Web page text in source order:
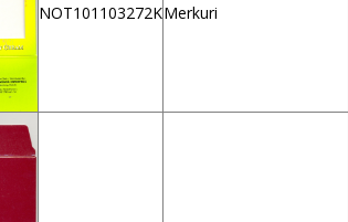
NOT101103272KMerkuri